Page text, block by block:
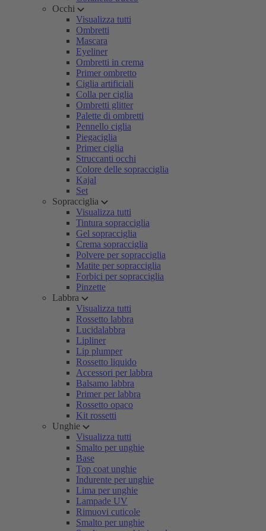
Occhi
Visualizza tutti
Ombretti
Mascara
Eyeliner
Ombretti in crema
Primer ombretto
Ciglia artificiali
Colla per ciglia
Ombretti glitter
Palette di ombretti
Pennello ciglia
Piegaciglia
Primer ciglia
Struccanti occhi
Colore delle sopracciglia
Kajal
Set
Sopracciglia
Visualizza tutti
Tintura sopracciglia
Gel sopracciglia
Crema sopracciglia
Polvere per sopracciglia
Matite per sopracciglia
Forbici per sopracciglia
Pinzette
Labbra
Visualizza tutti
Rossetto labbra
Lucidalabbra
Lipliner
Lip plumper
Rossetto liquido
Accessori per labbra
Balsamo labbra
Primer per labbra
Rossetto opaco
Kit rossetti
Unghie
Visualizza tutti
Smalto per unghie
Base
Top coat unghie
Indurente per unghie
Lima per unghie
Lampade UV
Rimuovi cuticole
Smalto per unghie